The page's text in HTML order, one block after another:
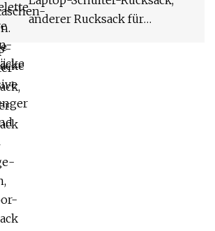
anderer Rucksack für